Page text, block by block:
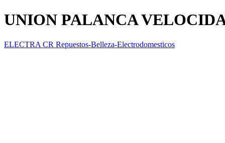
UNION PALANCA
ELECTRA CR Repuestos-Belleza-Electrodomesticos